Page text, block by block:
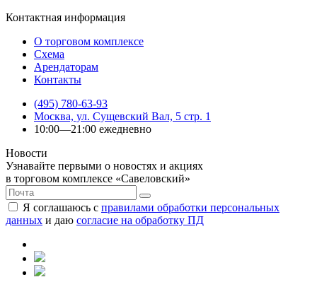
Контактная информация
О торговом комплексе
Схема
Арендаторам
Контакты
(495) 780-63-93
Москва, ул. Сущевский Вал, 5 стр. 1
10:00—21:00 ежедневно
Новости
Узнавайте первыми о новостях и акциях
в торговом комплексе «Савеловский»
Я соглашаюсь с правилами обработки персональных
данных и даю согласие на обработку ПД